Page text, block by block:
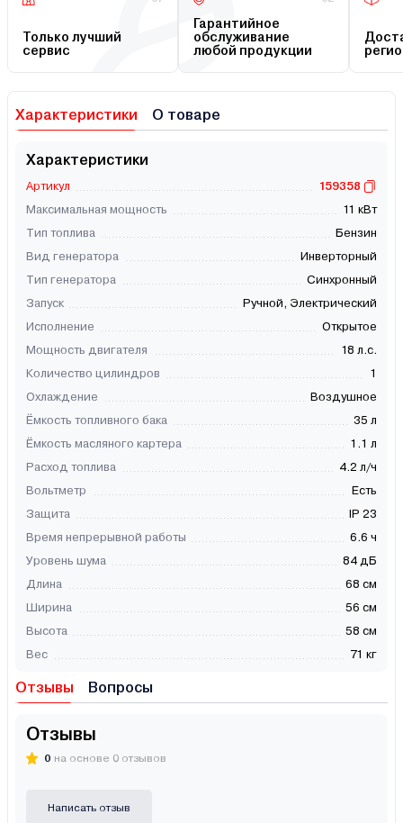
Только лучший
сервис
Гарантийное
обслуживание
любой продукции
Характеристики О товаре
Характеристики
Артикул
159358
Максимальная мощность
11 кВт
Тип топлива
Бензин
Вид генератора
Инверторный
Тип генератора
Синхронный
Запуск
Ручной, Электрический
Исполнение
Открытое
Мощность двигателя
18 л.с.
Количество цилиндров
1
Охлаждение
Воздушное
Ёмкость топливного бака
35 л
Ёмкость масляного картера
1.1 л
Расход топлива
4.2 л/ч
Вольтметр
Есть
Защита
IP 23
Время непрерывной работы
6.6 ч
Уровень шума
84 дБ
Длина
68 см
Ширина
56 см
Высота
58 см
Вес
71 кг
Отзывы Вопросы
Отзывы
0 на основе 0 отзывов
Написать отзыв